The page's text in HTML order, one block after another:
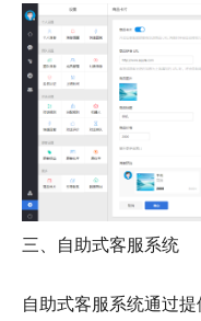
三、自助式客服系统
自助式客服系统通过